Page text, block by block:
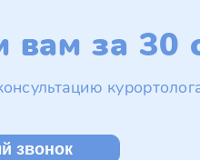
вам за 30
звонок